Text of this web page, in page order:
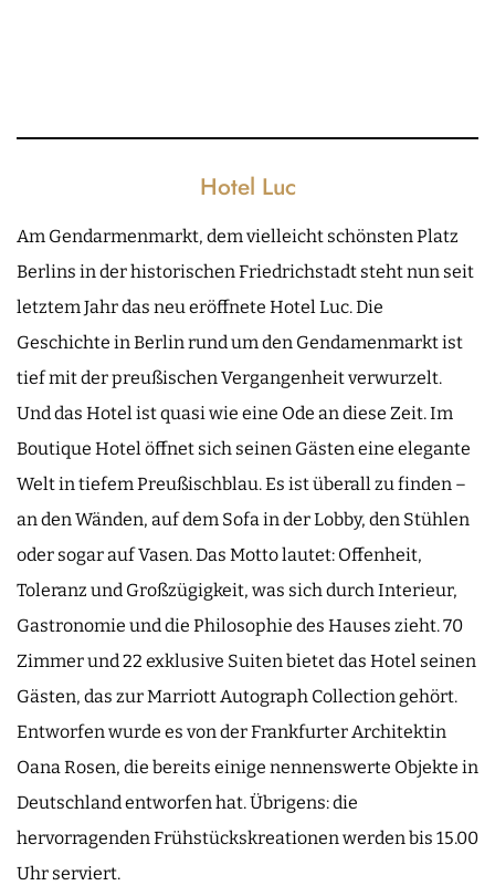
Hotel Luc
Am Gendarmenmarkt, dem vielleicht schönsten Platz
Berlins in der historischen Friedrichstadt steht nun seit
letztem Jahr das neu eröffnete Hotel Luc. Die
Geschichte in Berlin rund um den Gendamenmarkt ist
tief mit der preußischen Vergangenheit verwurzelt.
Und das Hotel ist quasi wie eine Ode an diese Zeit. Im
Boutique Hotel öffnet sich seinen Gästen eine elegante
Welt in tiefem Preußischblau. Es ist überall zu finden –
an den Wänden, auf dem Sofa in der Lobby, den Stühlen
oder sogar auf Vasen. Das Motto lautet: Offenheit,
Toleranz und Großzügigkeit, was sich durch Interieur,
Gastronomie und die Philosophie des Hauses zieht. 70
Zimmer und 22 exklusive Suiten bietet das Hotel seinen
Gästen, das zur Marriott Autograph Collection gehört.
Entworfen wurde es von der Frankfurter Architektin
Oana Rosen, die bereits einige nennenswerte Objekte in
Deutschland entworfen hat. Übrigens: die
hervorragenden Frühstückskreationen werden bis 15.00
Uhr serviert.